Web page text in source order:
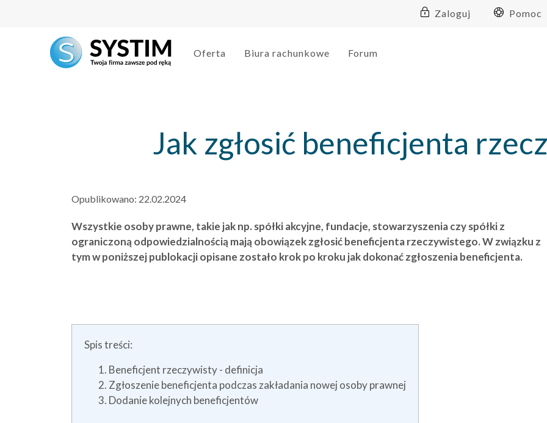
Pomoc
Zaloguj
Oferta Biura rachunkowe Forum
Jak zgłosić beneficjenta
Opublikowano: 22.02.2024
Wszystkie osoby prawne, takie jak np. spółki akcyjne, fundacje, stowarzyszenia czy spółki z
ograniczoną odpowiedzialnością mają obowiązek zgłosić beneficjenta rzeczywistego. W związku z
tym w poniższej publokacji opisane zostało krok po kroku jak dokonać zgłoszenia beneficjenta.
Spis treści:
Beneficjent rzeczywisty - definicja
Zgłoszenie beneficjenta podczas zakładania nowej osoby prawnej
Dodanie kolejnych beneficjentów